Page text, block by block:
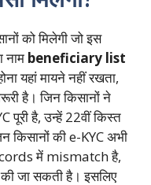
को मिलेगी जो इस
नाम beneficiary list
यहां मायने नहीं रखता,
है। जिन किसानों ने
पूरी है, उन्हें 22वीं किस्त
किसानों की e-KYC अभी
में mismatch है,
की जा सकती है। इसलिए